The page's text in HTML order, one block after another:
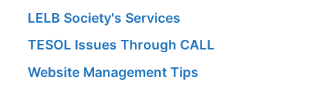
LELB Society's Services
TESOL Issues Through CALL
Website Management Tips